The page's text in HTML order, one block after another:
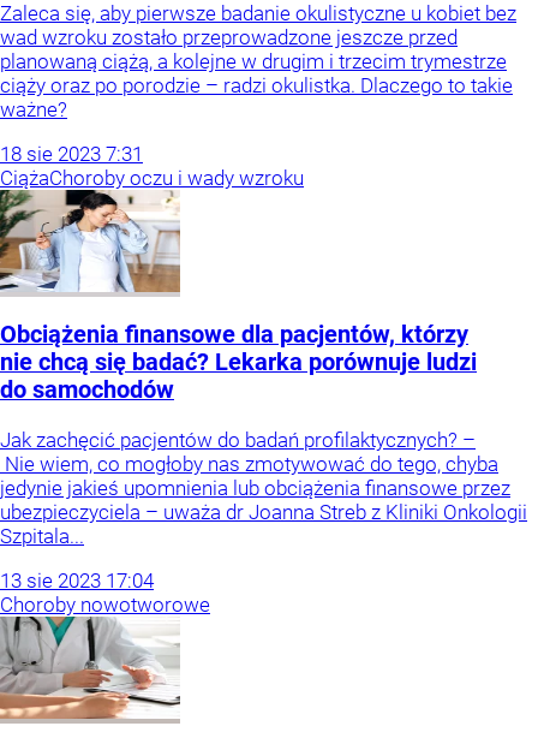
Zaleca się, aby pierwsze badanie okulistyczne u kobiet bez
wad wzroku zostało przeprowadzone jeszcze przed
planowaną ciążą, a kolejne w drugim i trzecim trymestrze
ciąży oraz po porodzie – radzi okulistka. Dlaczego to takie
ważne?
18 sie 2023 7:31
CiążaChoroby oczu i wady wzroku
Obciążenia finansowe dla pacjentów, którzy
nie chcą się badać? Lekarka porównuje ludzi
do samochodów
Jak zachęcić pacjentów do badań profilaktycznych? –
Nie wiem, co mogłoby nas zmotywować do tego, chyba
jedynie jakieś upomnienia lub obciążenia finansowe przez
ubezpieczyciela – uważa dr Joanna Streb z Kliniki Onkologii
Szpitala...
13 sie 2023 17:04
Choroby nowotworowe